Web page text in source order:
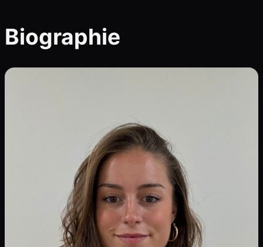
Biographie